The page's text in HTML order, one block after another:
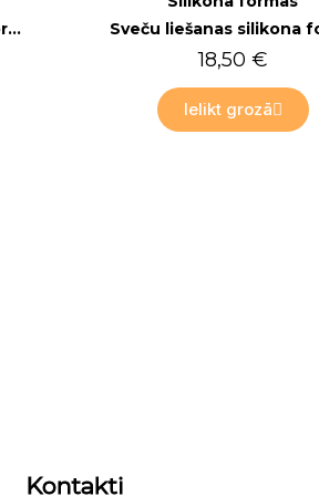
Sveču liešanas silikona forma FS41, Keksiņš
18,50 €
Ielikt grozā
Kontakti